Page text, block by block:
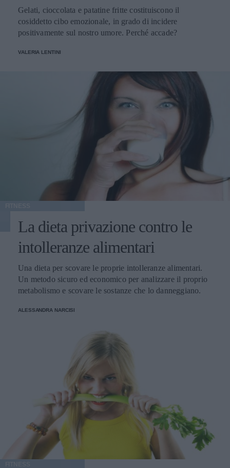
Gelati, cioccolata e patatine fritte costituiscono il
cosiddetto cibo emozionale, in grado di incidere
positivamente sul nostro umore. Perché accade?
VALERIA LENTINI
La dieta privazione contro le
intolleranze alimentari
Una dieta per scovare le proprie intolleranze alimentari.
Un metodo sicuro ed economico per analizzare il proprio
metabolismo e scovare le sostanze che lo danneggiano.
ALESSANDRA NARCISI